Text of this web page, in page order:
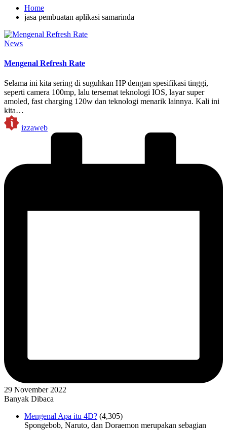
Home
jasa pembuatan aplikasi samarinda
Posted
News
Mengenal Refresh Rate
Selama ini kita sering di suguhkan HP dengan spesifikasi tinggi,
seperti camera 100mp, lalu tersemat teknologi IOS, layar super
amoled, fast charging 120w dan teknologi menarik lainnya. Kali ini
kita…
Posted
by
izzaweb
29 November 2022
Banyak Dibaca
Mengenal Apa itu 4D? (4,305)
Spongebob, Naruto, dan Doraemon merupakan sebagian